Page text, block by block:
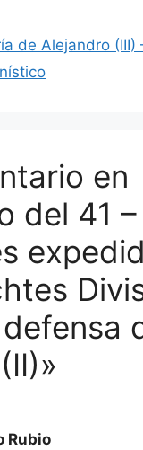
de Alejandro (III)
en
del 41 –
Rubio